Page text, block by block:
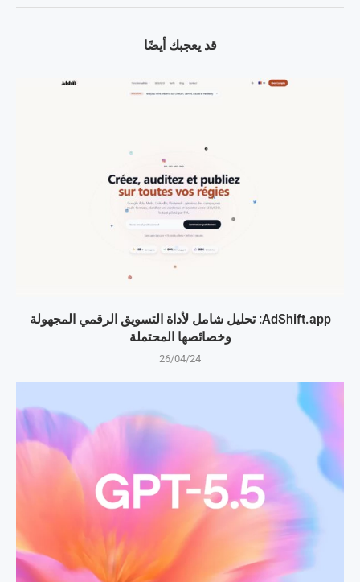
قد يعجبك أيضًا
AdShift.app: تحليل شامل لأداة التسويق الرقمي المجهولة
وخصائصها المحتملة
26/04/24